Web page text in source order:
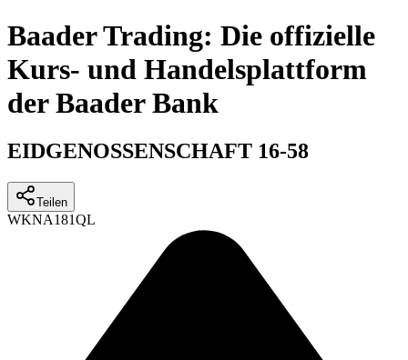
Baader Trading: Die offizielle
Kurs- und Handelsplattform
der Baader Bank
EIDGENOSSENSCHAFT 16-58
Teilen
WKNA181QL